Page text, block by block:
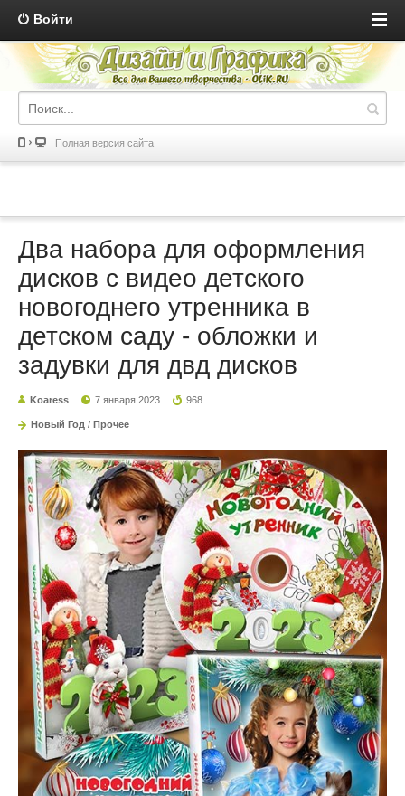
Войти
Полная версия сайта
Два набора для оформления
дисков с видео детского
новогоднего утренника в
детском саду - обложки и
задувки для двд дисков
Koaress 7 января 2023 968
Новый Год / Прочее